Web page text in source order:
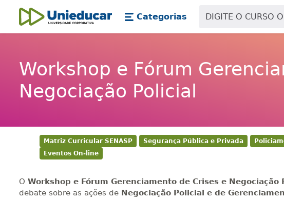
Skip main navigation
Skip to main content
Unieducar
Categorias
Workshop e Fórum
Negociação Policial
Matriz Curricular SENASP Segurança Pública e Privada
Eventos On-line
O Workshop e Fórum Gerenciamento de Crises e Negociação
debate sobre as ações de Negociação Policial e de